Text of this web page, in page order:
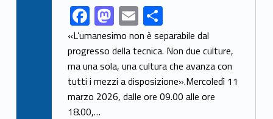
Link identifier share facebook archive #share-link-archive-58461F
ac
e
b
o
M
as
to
d
o
E
m
ai
l
S
h
ar
e
«L’umanesimo non è separabile dal
progresso della tecnica. Non due culture,
ma una sola, una cultura che avanza con
tutti i mezzi a disposizione».Mercoledì 11
marzo 2026, dalle ore 09.00 alle ore
18.00,…